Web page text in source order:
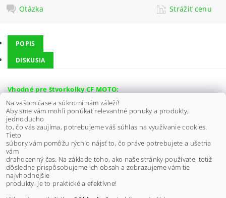
Otázka
Strážiť cenu
POPIS
DISKUSIA
Vhodné pre štvorkolky CF MOTO:
Gladiator RX510
Gladiator RX530
Gladiator X5
Gladiator X6
Výrobca:
Buďte prvý, kto napíše príspevok k tejto položke.
Na vašom čase a súkromí nám záleží!
Aby sme vám mohli ponúkať relevantné ponuky a produkty,
jednoducho
to, čo vás zaujíma, potrebujeme váš súhlas na využívanie cookies.
Tieto
súbory vám pomôžu rýchlo nájsť to, čo práve potrebujete a ušetria
vám
drahocenný čas. Na základe toho, ako naše stránky používate, totiž
dôsledne prispôsobujeme ich obsah a zobrazujeme vám tie
najvhodnejšie
produkty. Je to praktické a efektívne!